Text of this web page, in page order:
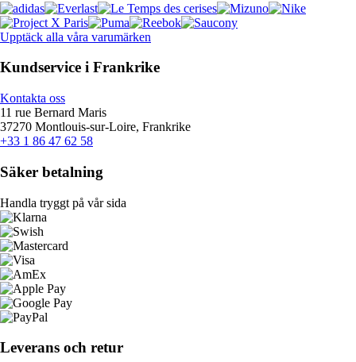
Upptäck alla våra varumärken
Kundservice i Frankrike
Kontakta oss
11 rue Bernard Maris
37270 Montlouis-sur-Loire, Frankrike
+33 1 86 47 62 58
Säker betalning
Handla tryggt på vår sida
Leverans och retur